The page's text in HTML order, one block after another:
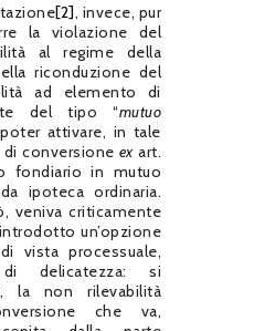
[2], invece, pur
la violazione del
al regime della
riconduzione del
ad elemento di
del tipo “mutuo
attivare, in tale
di conversione ex art.
fondiario in mutuo
ipoteca ordinaria.
veniva criticamente
un’opzione
vista processuale,
delicatezza: si
la non rilevabilità
che va,